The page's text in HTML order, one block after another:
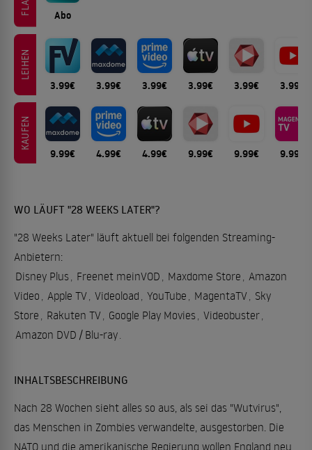
Abo
LEIHEN
3.99€ 3.99€ 3.99€ 3.99€ 3.99€ 3.99€
KAUFEN
9.99€ 4.99€ 4.99€ 9.99€ 9.99€ 9.99€
WO LÄUFT "28 WEEKS LATER"?
"28 Weeks Later" läuft aktuell bei folgenden Streaming-
Anbietern:
Disney Plus Freenet meinVOD Maxdome Store
Amazon
Video
Apple TV Videoload YouTube MagentaTV Sky
Store
Rakuten TV Google Play Movies Videobuster
Amazon DVD / Blu-ray
INHALTSBESCHREIBUNG
Nach 28 Wochen sieht alles so aus, als sei das "Wutvirus",
das Menschen in Zombies verwandelte, ausgestorben. Die
NATO und die amerikanische Regierung wollen England neu